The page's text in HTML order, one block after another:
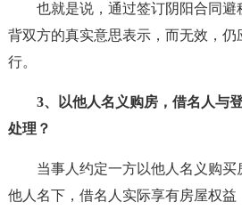
也就是说，通过签订阴阳合同避
背双方的真实意思表示，而无效，仍
行。
3、以他人名义购房，借名人与
处理？
当事人约定一方以他人名义购
他人名下，借名人实际享有房屋权益